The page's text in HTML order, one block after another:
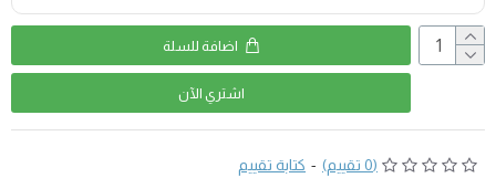
(0 تقييم) - كتابة تقييم
اضافة للسلة
اشتري اﻵن